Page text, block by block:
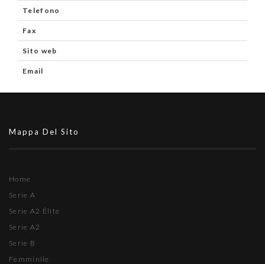
Telefono
Fax
Sito web
Email
Mappa Del Sito
Home
Serie A
Serie A2 Élite
Serie A2
Serie B
Femminile